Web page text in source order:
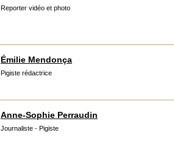
Reporter vidéo et photo
Émilie Mendonça
Pigiste rédactrice
Anne-Sophie Perraudin
Journaliste - Pigiste